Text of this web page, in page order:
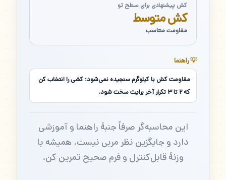
کش پیشنهادی برای سطح تو
کش متوسط
مقاومت متناسب
💡 راهنما
مقاومت کش با کیلوگرم سنجیده نمی‌شود؛ کشی را انتخاب کن
که ۲ تا ۳ تکرار آخر برایت سخت شود.
این محاسبه‌گر صرفاً جنبهٔ راهنما و آموزشی
دارد و جایگزین نظر مربی نیست. همیشه با
وزنهٔ قابل‌کنترل و فرم صحیح تمرین کن.